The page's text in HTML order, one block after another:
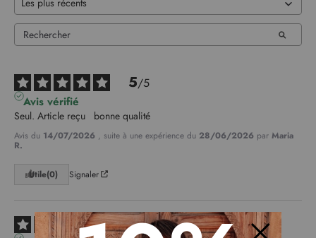
5/5
Avis vérifié
Seul. Article reçu   bonne qualité
Avis du 14/07/2026 , suite à une expérience du 28/06/2026 par Maria
R.
Utile(0) Signaler
3/5